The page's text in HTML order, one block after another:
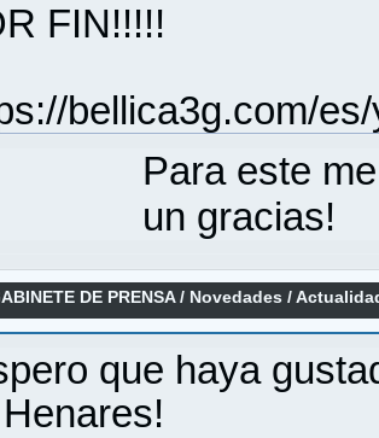
FIN!!!!!
bellica3g.com/
Para este
un gracias!
DE PRENSA/ Novedades /
que haya